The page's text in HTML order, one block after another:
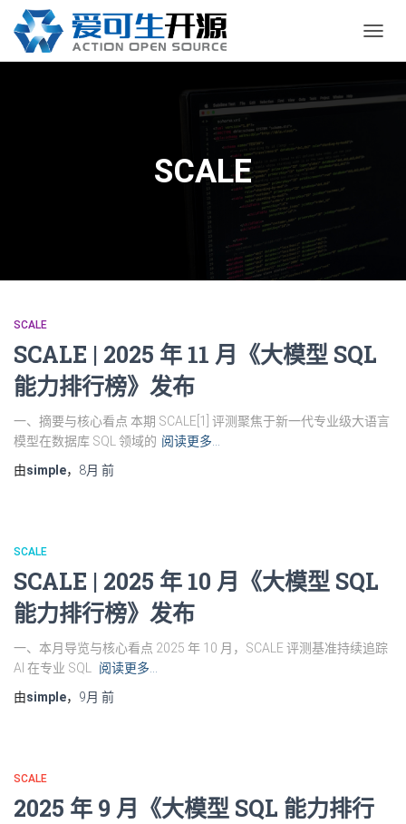
换
航
SCALE
SCALE
SCALE | 2025 年 11 月《大模型 SQL
能力排行榜》发布
一、摘要与核心看点 本期 SCALE[1] 评测聚焦于新一代专业级大语言
模型在数据库 SQL 领域的 阅读更多…
由simple， 8月 前
SCALE
SCALE | 2025 年 10 月《大模型 SQL
能力排行榜》发布
一、本月导览与核心看点 2025 年 10 月，SCALE 评测基准持续追踪
AI 在专业 SQL
阅读更多…
由simple， 9月 前
SCALE
2025 年 9 月《大模型 SQL 能力排行